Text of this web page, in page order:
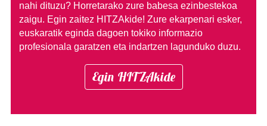
nahi dituzu? Horretarako zure babesa ezinbestekoa
zaigu. Egin zaitez HITZAkide! Zure ekarpenari esker,
euskaratik eginda dagoen tokiko informazio
profesionala garatzen eta indartzen lagunduko duzu.
Egin HITZAkide